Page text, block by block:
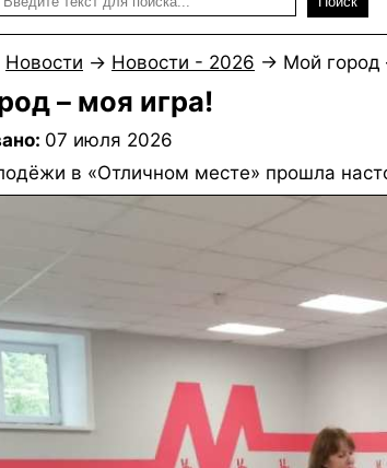
Новости → Новости - 2026 → Мой город
– моя игра!
07 июля 2026
в «Отличном месте» прошла